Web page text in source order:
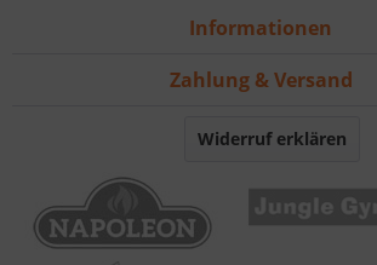
Informationen
Zahlung & Versand
Widerruf erklären